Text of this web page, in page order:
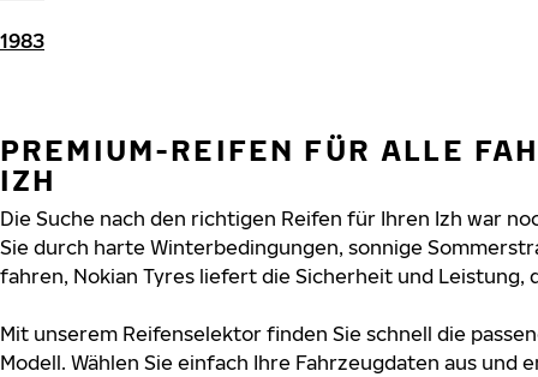
1983
PREMIUM-REIFEN FÜR ALLE
IZH
Die Suche nach den richtigen Reifen für Ihren Izh war
Sie durch harte Winterbedingungen, sonnige
fahren, Nokian Tyres liefert die Sicherheit und Leistung,
Mit unserem Reifenselektor finden Sie schnell die
Modell. Wählen Sie einfach Ihre Fahrzeugdaten aus und